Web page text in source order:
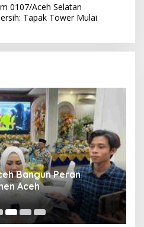
0107/Aceh Selatan
Tapak Tower Mulai
Bangun Peran
Aceh